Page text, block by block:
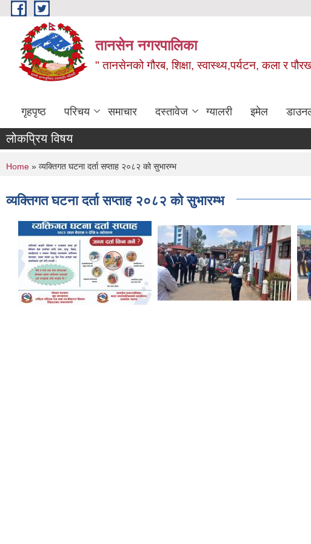
Skip to main content
तानसेन नगरपालिका
" तानसेनको गौरब, शिक्षा, स्वास्थ्य,पर्यटन, कला र
गृहपृष्ठ परिचय समाचार दस्तावेज ग्यालरी इमेल
लोकप्रिय विषय
You are here
Home » व्यक्तिगत घटना दर्ता सप्ताह २०८२ को सुभारम्भ
व्यक्तिगत घटना दर्ता सप्ताह २०८२ को सुभारम्भ